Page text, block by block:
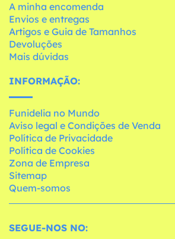
A minha encomenda
Envios e entregas
Artigos e Guia de Tamanhos
Devoluções
Mais dúvidas
INFORMAÇÃO:
Funidelia no Mundo
Aviso legal e Condições de Venda
Política de Privacidade
Política de Cookies
Zona de Empresa
Sitemap
Quem-somos
SEGUE-NOS NO: